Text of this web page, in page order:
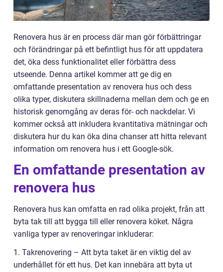
Renovera hus är en process där man gör förbättringar
och förändringar på ett befintligt hus för att uppdatera
det, öka dess funktionalitet eller förbättra dess
utseende. Denna artikel kommer att ge dig en
omfattande presentation av renovera hus och dess
olika typer, diskutera skillnaderna mellan dem och ge en
historisk genomgång av deras för- och nackdelar. Vi
kommer också att inkludera kvantitativa mätningar och
diskutera hur du kan öka dina chanser att hitta relevant
information om renovera hus i ett Google-sök.
En omfattande presentation av
renovera hus
Renovera hus kan omfatta en rad olika projekt, från att
byta tak till att bygga till eller renovera köket. Några
vanliga typer av renoveringar inkluderar:
1. Takrenovering – Att byta taket är en viktig del av
underhållet för ett hus. Det kan innebära att byta ut